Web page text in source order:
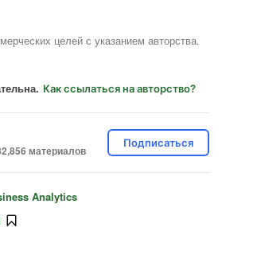
целей с указанием авторства.
Как ссылаться на авторство?
материалов
Подписаться
Analytics